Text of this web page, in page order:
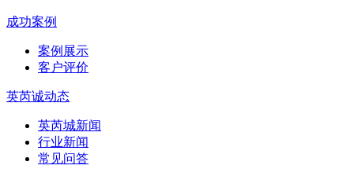
成功案例
案例展示
客户评价
英芮诚动态
英芮城新闻
行业新闻
常见问答